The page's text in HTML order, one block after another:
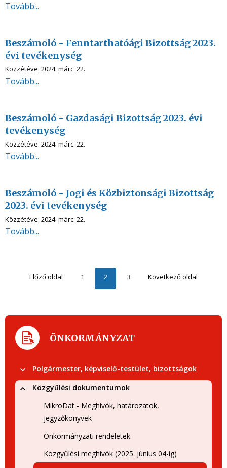
Tovább...
Beszámoló - Fenntarthatóági Bizottság 2023.
évi tevékenység
Közzétéve: 2024. márc. 22.
Tovább...
Beszámoló - Gazdasági Bizottság 2023. évi
tevékenység
Közzétéve: 2024. márc. 22.
Tovább...
Beszámoló - Jogi és Közbiztonsági Bizottság
2023. évi tevékenység
Közzétéve: 2024. márc. 22.
Tovább...
Előző oldal 1 2 3 Következő oldal
ÖNKORMÁNYZAT
Polgármester, képviselő-testület, bizottságok
Közgyűlési dokumentumok
MikroDat - Meghívók, határozatok,
jegyzőkönyvek
Önkormányzati rendeletek
Közgyűlési meghívók (2025. június 04-ig)